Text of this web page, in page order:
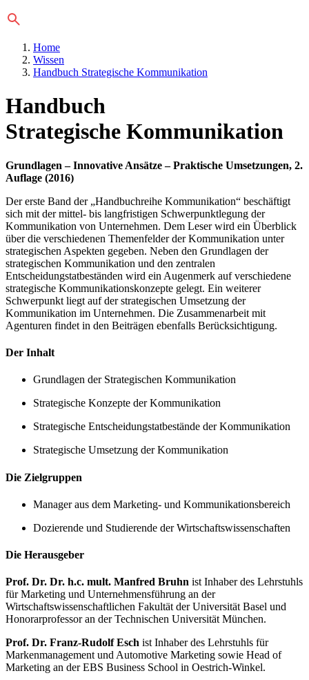
Home
Wissen
Handbuch Strategische Kommunikation
Handbuch
Strategische Kommunikation
Grundlagen – Innovative Ansätze – Praktische Umsetzungen, 2.
Auflage (2016)
Der erste Band der „Handbuchreihe Kommunikation“ beschäftigt
sich mit der mittel- bis langfristigen Schwerpunktlegung der
Kommunikation von Unternehmen. Dem Leser wird ein Überblick
über die verschiedenen Themenfelder der Kommunikation unter
strategischen Aspekten gegeben. Neben den Grundlagen der
strategischen Kommunikation und den zentralen
Entscheidungstatbeständen wird ein Augenmerk auf verschiedene
strategische Kommunikationskonzepte gelegt. Ein weiterer
Schwerpunkt liegt auf der strategischen Umsetzung der
Kommunikation im Unternehmen. Die Zusammenarbeit mit
Agenturen findet in den Beiträgen ebenfalls Berücksichtigung.
Der Inhalt
Grundlagen der Strategischen Kommunikation
Strategische Konzepte der Kommunikation
Strategische Entscheidungstatbestände der Kommunikation
Strategische Umsetzung der Kommunikation
Die Zielgruppen
Manager aus dem Marketing- und Kommunikationsbereich
Dozierende und Studierende der Wirtschaftswissenschaften
Die Herausgeber
Prof. Dr. Dr. h.c. mult. Manfred Bruhn ist Inhaber des Lehrstuhls
für Marketing und Unternehmensführung an der
Wirtschaftswissenschaftlichen Fakultät der Universität Basel und
Honorarprofessor an der Technischen Universität München.
Prof. Dr. Franz-Rudolf Esch ist Inhaber des Lehrstuhls für
Markenmanagement und Automotive Marketing sowie Head of
Marketing an der EBS Business School in Oestrich-Winkel.